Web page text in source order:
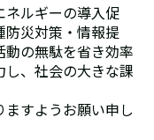
ネルギーの導入促
防災対策・情報提
の無駄を省き効率
、社会の大きな課
すようお願い申し